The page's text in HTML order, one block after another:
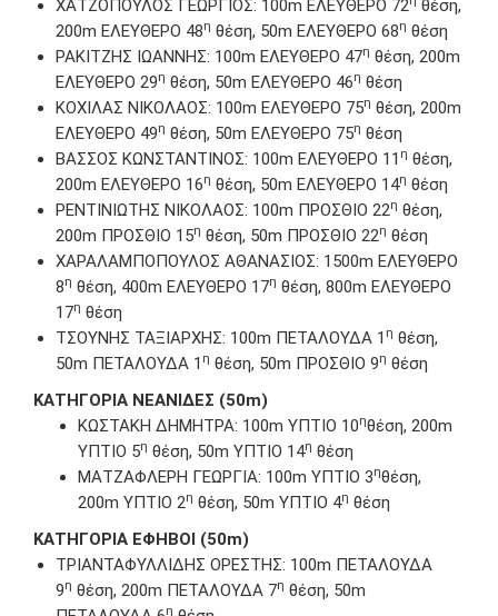
ΧΑΤΖΟΠΟΥΛΟΣ ΓΕΩΡΓΙΟΣ: 100m EΛΕΥΘΕΡΟ 72
θέση,
200m EΛΕΥΘΕΡΟ 48η θέση, 50m EΛΕΥΘΕΡΟ 68η θέση
ΡΑΚΙΤΖΗΣ ΙΩΑΝΝΗΣ: 100m EΛΕΥΘΕΡΟ 47η θέση, 200m
EΛΕΥΘΕΡΟ 29η θέση, 50m EΛΕΥΘΕΡΟ 46η θέση
ΚΟΧΙΛΑΣ ΝΙΚΟΛΑΟΣ: 100m EΛΕΥΘΕΡΟ 75η θέση, 200m
EΛΕΥΘΕΡΟ 49η θέση, 50m EΛΕΥΘΕΡΟ 75η θέση
ΒΑΣΣΟΣ ΚΩΝΣΤΑΝΤΙΝΟΣ: 100m EΛΕΥΘΕΡΟ 11 η θέση,
200m EΛΕΥΘΕΡΟ 16η θέση, 50m EΛΕΥΘΕΡΟ 14η θέση
ΡΕΝΤΙΝΙΩΤΗΣ ΝΙΚΟΛΑΟΣ: 100m ΠΡΟΣΘΙΟ 22η θέση,
200m ΠΡΟΣΘΙΟ 15η θέση, 50m ΠΡΟΣΘΙΟ 22η θέση
ΧΑΡΑΛΑΜΠΟΠΟΥΛΟΣ ΑΘΑΝΑΣΙΟΣ: 1500m EΛΕΥΘΕΡΟ
8η θέση, 400m EΛΕΥΘΕΡΟ 17η θέση, 800m EΛΕΥΘΕΡΟ
17η θέση
ΤΣΟΥΝΗΣ ΤΑΞΙΑΡΧΗΣ: 100m ΠΕΤΑΛΟΥΔΑ 1 η θέση,
50m ΠΕΤΑΛΟΥΔΑ 1 η θέση, 50m ΠΡΟΣΘΙΟ 9η θέση
ΚΑΤΗΓΟΡΙΑ ΝΕΑΝΙΔΕΣ (50m)
ΚΩΣΤΑΚΗ ΔΗΜΗΤΡΑ: 100m ΥΠΤΙΟ 10ηθέση, 200m
ΥΠΤΙΟ 5η θέση, 50m ΥΠΤΙΟ 14η θέση
ΜΑΤΖΑΦΛΕΡΗ ΓΕΩΡΓΙΑ: 100m ΥΠΤΙΟ 3ηθέση,
200m ΥΠΤΙΟ 2η θέση, 50m ΥΠΤΙΟ 4η θέση
ΚΑΤΗΓΟΡΙΑ ΕΦΗΒΟΙ (50m)
ΤΡΙΑΝΤΑΦΥΛΛΙΔΗΣ ΟΡΕΣΤΗΣ: 100m ΠΕΤΑΛΟΥΔΑ
9η θέση, 200m ΠΕΤΑΛΟΥΔΑ 7η θέση, 50m
η